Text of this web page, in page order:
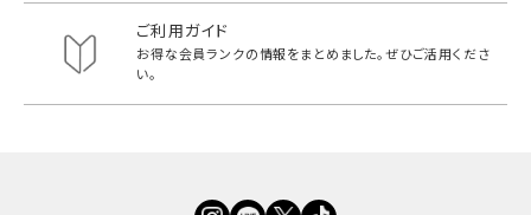
ご利用ガイド
お得な会員ランクの情報をまとめました。ぜひご活用くださ
い。